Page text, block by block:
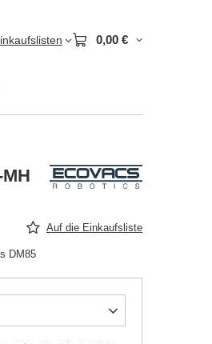
0,00 €
Auf die Einkaufsliste
DM85